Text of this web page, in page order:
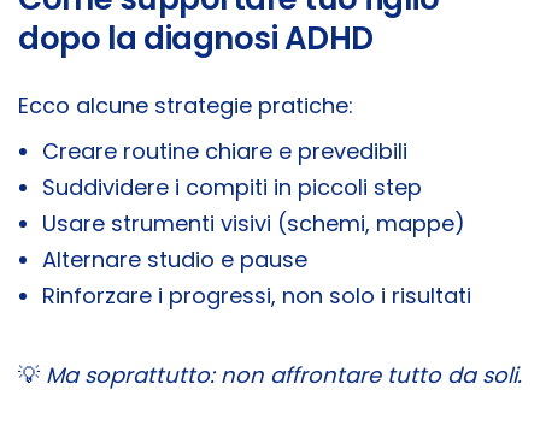
dopo la diagnosi ADHD
Ecco alcune strategie pratiche:
Creare routine chiare e prevedibili
Suddividere i compiti in piccoli step
Usare strumenti visivi (schemi, mappe)
Alternare studio e pause
Rinforzare i progressi, non solo i risultati
💡 Ma soprattutto: non affrontare tutto da soli.